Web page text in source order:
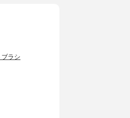
ブラシ